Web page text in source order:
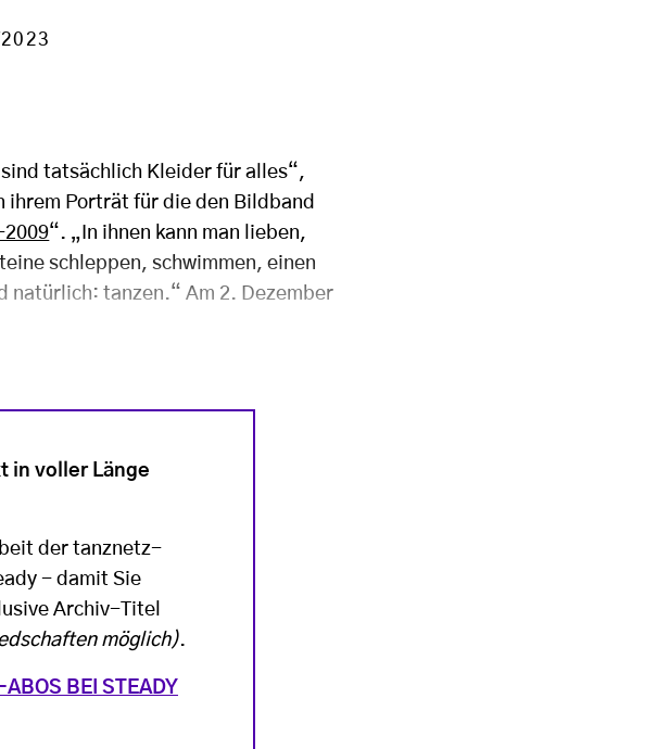
tatsächlich Kleider für alles“,
Porträt für die den Bildband
2009“. „In ihnen kann man lieben,
schleppen, schwimmen, einen
natürlich: tanzen.“ Am 2. Dezember
in voller Länge
der tanznetz-
- damit Sie
Archiv-Titel
möglich).
BEI STEADY